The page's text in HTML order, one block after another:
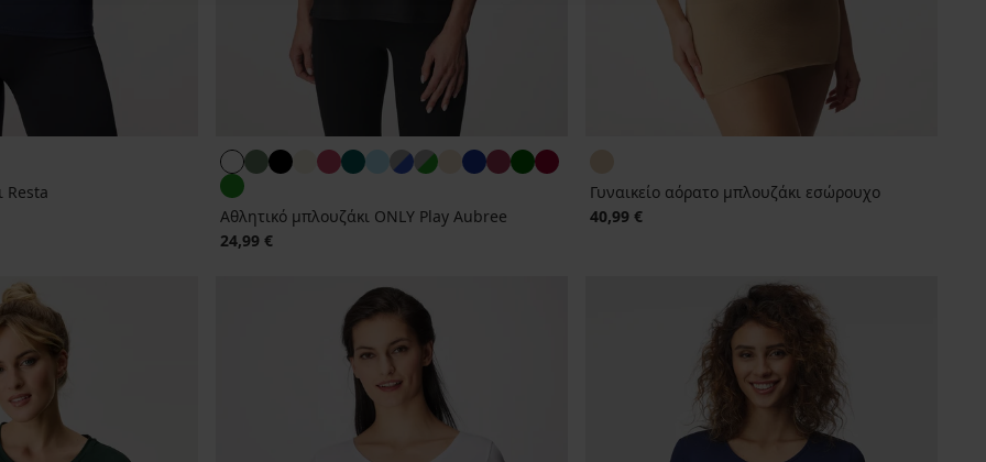
Resta
Αθλητικό μπλουζάκι ONLY Play Aubree
24,99 €
Γυναικείο αόρατο μπλουζάκι εσώρουχο
40,99 €